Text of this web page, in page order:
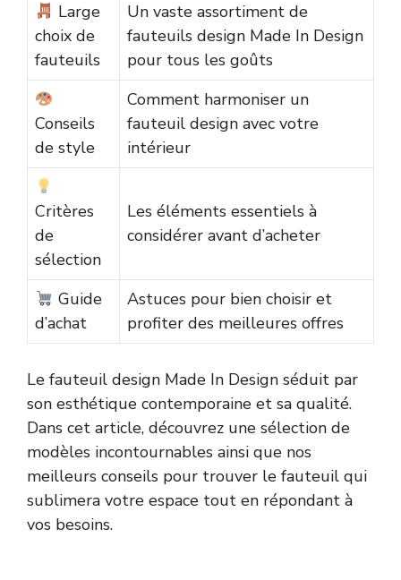
Large
choix de
fauteuils
Un vaste assortiment de
fauteuils design Made In Design
pour tous les goûts
Conseils
de style
Comment harmoniser un
fauteuil design avec votre
intérieur
Critères
de
sélection
Les éléments essentiels à
considérer avant d’acheter
Guide
d’achat
Astuces pour bien choisir et
profiter des meilleures offres
Le fauteuil design Made In Design séduit par
son esthétique contemporaine et sa qualité.
Dans cet article, découvrez une sélection de
modèles incontournables ainsi que nos
meilleurs conseils pour trouver le fauteuil qui
sublimera votre espace tout en répondant à
vos besoins.